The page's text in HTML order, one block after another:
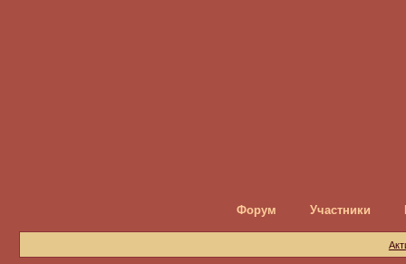
Форум Участники